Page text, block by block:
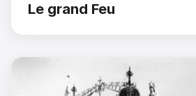
Le grand Feu